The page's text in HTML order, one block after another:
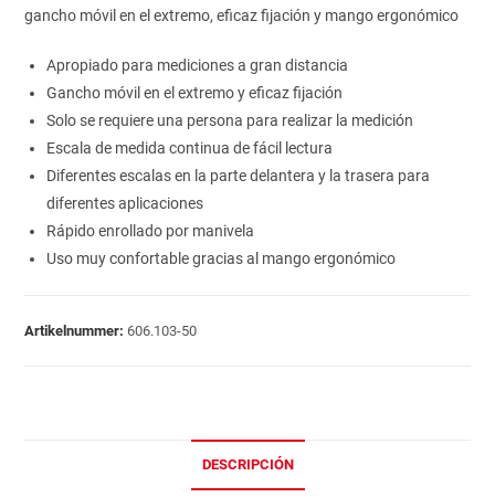
gancho móvil en el extremo, eficaz fijación y mango ergonómico
Apropiado para mediciones a gran distancia
Gancho móvil en el extremo y eficaz fijación
Solo se requiere una persona para realizar la medición
Escala de medida continua de fácil lectura
Diferentes escalas en la parte delantera y la trasera para
diferentes aplicaciones
Rápido enrollado por manivela
Uso muy confortable gracias al mango ergonómico
Artikelnummer:606.103-50
DESCRIPCIÓN